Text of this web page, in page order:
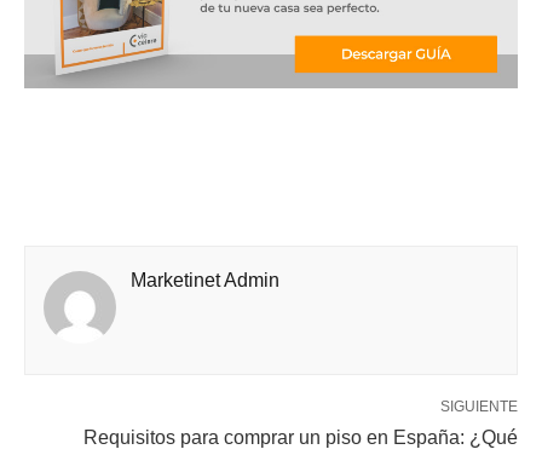
Marketinet Admin
SIGUIENTE
Requisitos para comprar un piso en España: ¿Qué